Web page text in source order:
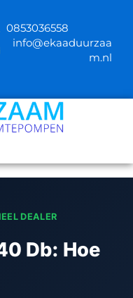
‪0853036558
info@ekaaduurzaa
m.nl
DEALER
Db: Hoe